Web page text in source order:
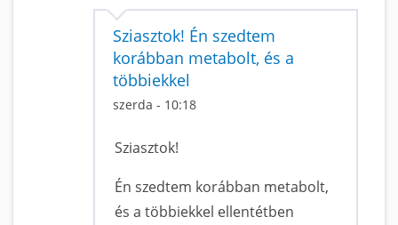
Sziasztok! Én szedtem
korábban metabolt, és a
többiekkel
szerda - 10:18
Sziasztok!
Én szedtem korábban metabolt,
és a többiekkel ellentétben